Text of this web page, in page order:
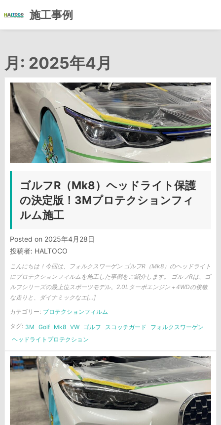
ン
施工事例
月: 2025年4月
ゴルフR（Mk8）ヘッドライト保護
の決定版！3Mプロテクションフィ
ルム施工
Posted on 2025年4月28日
投稿者: HALTOCO
こんにちは！今回は、フォルクスワーゲン ゴルフR（Mk8）のヘッドライト
にプロテクションフィルムを施工した事例をご紹介します。 ゴルフRは、ゴ
ルフシリーズの最上位スポーツモデル。2.0Lターボエンジン＋4WDの俊敏
な走りと、ダイナミックなエ[…]
カテゴリー: プロテクションフィルム
タグ: 3M Golf Mk8 VW ゴルフ スコッチガード
フォルクスワーゲン
ヘッドライトプロテクション